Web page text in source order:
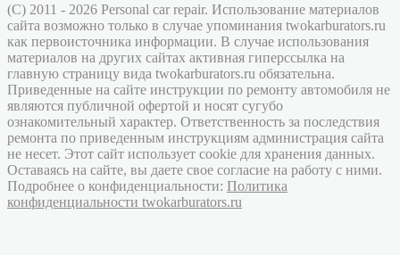
(C) 2011 - 2026 Personal car repair. Использование материалов
сайта возможно только в случае упоминания twokarburators.ru
как первоисточника информации. В случае использования
материалов на других сайтах активная гиперссылка на
главную страницу вида twokarburators.ru обязательна.
Приведенные на сайте инструкции по ремонту автомобиля не
являются публичной офертой и носят сугубо
ознакомительный характер. Ответственность за последствия
ремонта по приведенным инструкциям администрация сайта
не несет. Этот сайт использует cookie для хранения данных.
Оставаясь на сайте, вы даете свое согласие на работу с ними.
Подробнее о конфиденциальности: Политика
конфиденциальности twokarburators.ru